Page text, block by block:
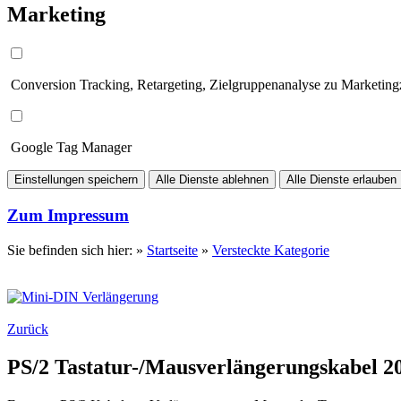
Marketing
Conversion Tracking, Retargeting, Zielgruppenanalyse zu
Google Tag Manager
Einstellungen speichern Alle Dienste ablehnen Alle Dienste erlauben
Zum Impressum
Sie befinden sich hier: » Startseite » Versteckte Kategorie
Zurück
PS/2 Tastatur-/Mausverlängerungskabel